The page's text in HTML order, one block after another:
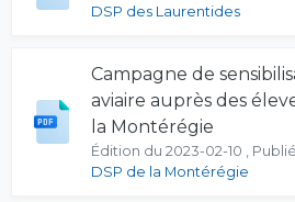
DSP des Laurentides
Campagne de
aviaire auprès des
la Montérégie
Édition du 2023-02-10 ,
DSP de la Montérégie